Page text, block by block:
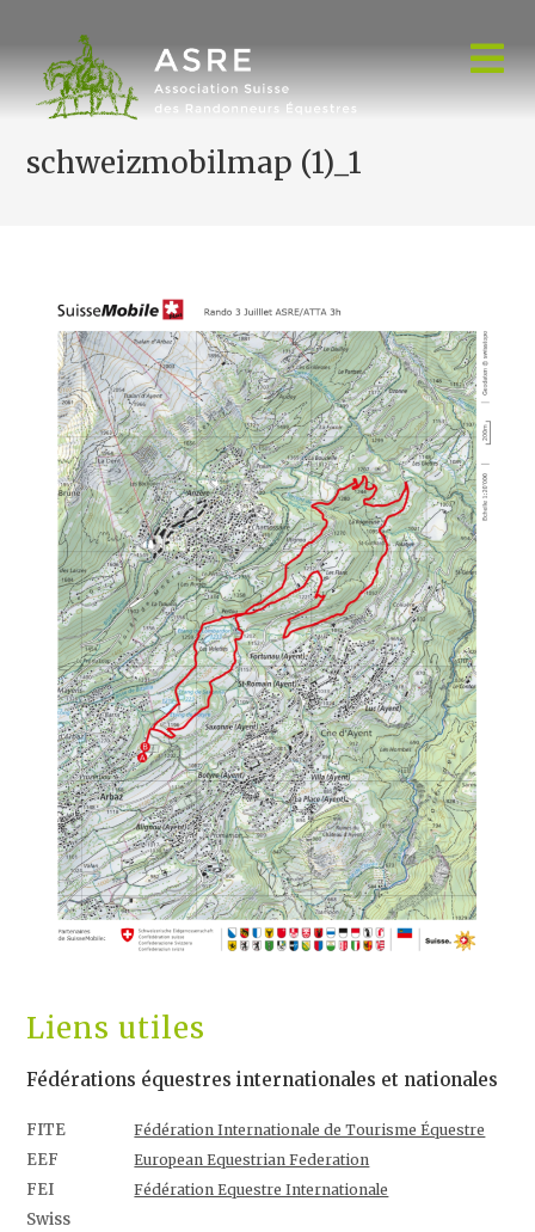
content
schweizmobilmap (1)_1
Liens utiles
Fédérations équestres internationales et nationales
FITE Fédération Internationale de Tourisme Équestre
EEF European Equestrian Federation
FEI Fédération Equestre Internationale
Swiss